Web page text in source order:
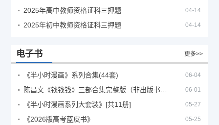
2025年高中教师资格证科三押题 04-14
2025年初中教师资格证科三押题 04-14
电子书 更多>>
《半小时漫画》系列合集(44套) 06-04
06-01
《半小时漫画系列大套装》[共11册] 05-27
《2026版高考蓝皮书》 05-25